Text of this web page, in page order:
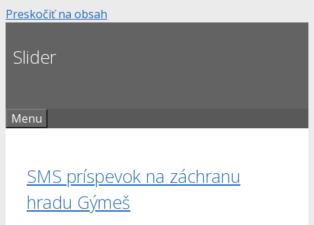
Preskočiť na obsah
Slider
Menu
SMS príspevok na záchranu
hradu Gýmeš